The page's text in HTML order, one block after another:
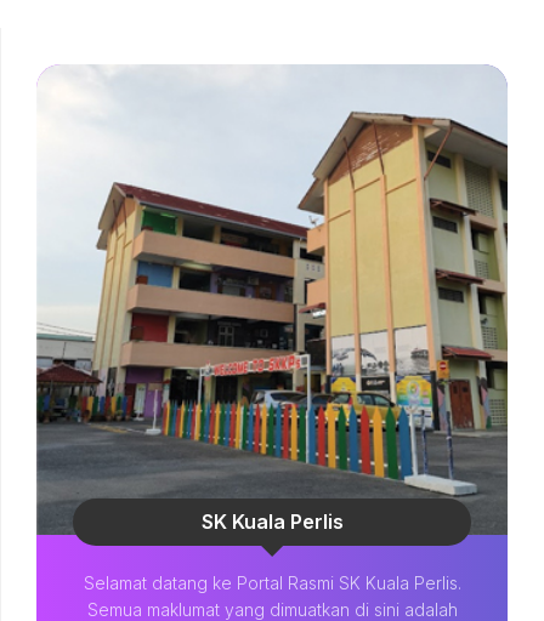
SK Kuala Perlis
Selamat datang ke Portal Rasmi SK Kuala Perlis.
Semua maklumat yang dimuatkan di sini adalah